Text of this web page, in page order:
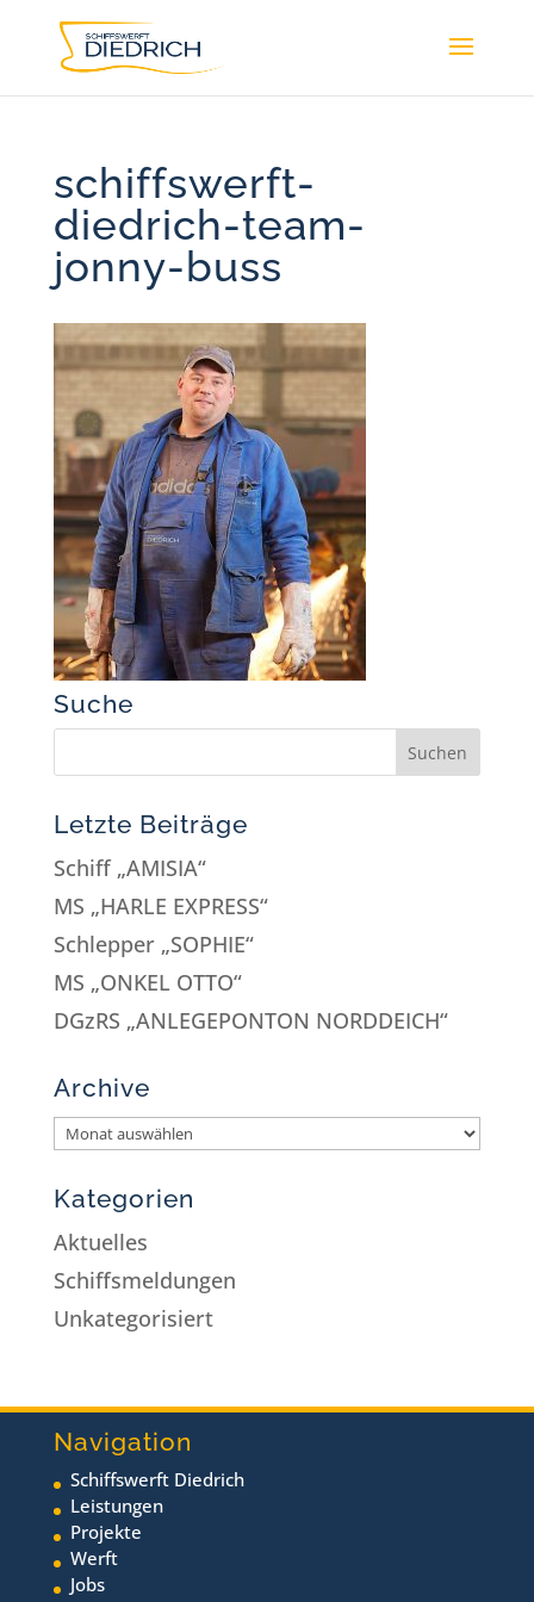
schiffswerft-
diedrich-team-
jonny-buss
Suche
Letzte Beiträge
Schiff „AMISIA“
MS „HARLE EXPRESS“
Schlepper „SOPHIE“
MS „ONKEL OTTO“
DGzRS „ANLEGEPONTON NORDDEICH“
Archive
Kategorien
Aktuelles
Schiffsmeldungen
Unkategorisiert
Navigation
Schiffswerft Diedrich
Leistungen
Projekte
Werft
Jobs